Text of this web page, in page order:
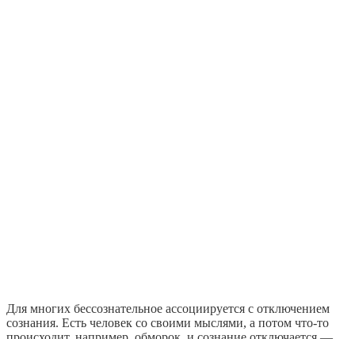
Для многих бессознательное ассоциируется с отключением
сознания. Есть человек со своими мыслями, а потом что-то